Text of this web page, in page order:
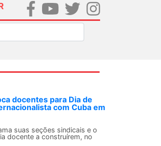
docentes para Dia de
com Cuba em
suas seções sindicais e o
docente a construírem, no